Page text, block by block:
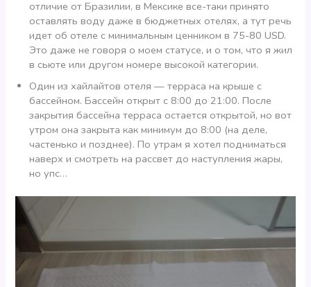
отличие от Бразилии, в Мексике все-таки принято
оставлять воду даже в бюджетных отелях, а тут речь
идет об отеле с минимальным ценником в 75-80 USD.
Это даже не говоря о моем статусе, и о том, что я жил
в сьюте или другом номере высокой категории.
Один из хайлайтов отеля — терраса на крыше с
бассейном. Бассейн открыт с 8:00 до 21:00. После
закрытия бассейна терраса остается открытой, но вот
утром она закрыта как минимум до 8:00 (на деле,
частенько и позднее). По утрам я хотел подниматься
наверх и смотреть на рассвет до наступления жары,
но упс…